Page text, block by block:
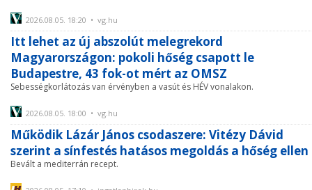
2026.08.05. 18:20 • vg.hu
Itt lehet az új abszolút melegrekord
Magyarországon: pokoli hőség csapott le
Budapestre, 43 fok-ot mért az OMSZ
Sebességkorlátozás van érvényben a vasút és HÉV vonalakon.
2026.08.05. 18:00 • vg.hu
Működik Lázár János csodaszere: Vitézy Dávid
szerint a sínfestés hatásos megoldás a hőség ellen
Bevált a mediterrán recept.